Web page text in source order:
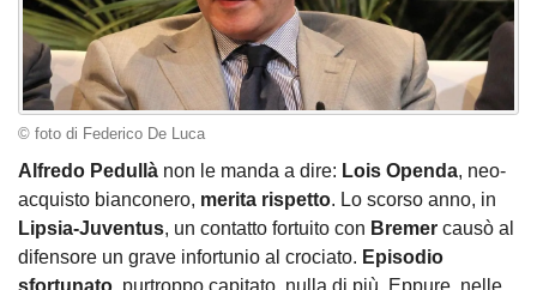
© foto di Federico De Luca
Alfredo Pedullà non le manda a dire: Lois Openda, neo-
acquisto bianconero, merita rispetto. Lo scorso anno, in
Lipsia-Juventus, un contatto fortuito con Bremer causò al
difensore un grave infortunio al crociato. Episodio